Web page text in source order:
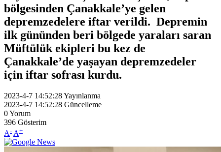
bölgesinden Çanakkale’ye gelen
depremzedelere iftar verildi. Depremin
ilk gününden beri bölgede yaraları saran
Müftülük ekipleri bu kez de
Çanakkale’de yaşayan depremzedeler
için iftar sofrası kurdu.
2023-4-7 14:52:28Yayınlanma
2023-4-7 14:52:28 Güncelleme
0Yorum
396 Gösterim
A- A+